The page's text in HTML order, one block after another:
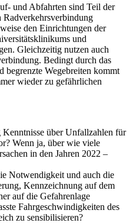
und Abfahrten sind Teil der
den Einrichtungen der
und
Gleichzeitig nutzen auch
Bedingt durch das
begrenzte Wegebreiten kommt
wieder zu gefährlichen
über Unfallzahlen für
Wenn ja, über wie viele
in den Jahren 2022 –
Notwendigkeit und auch die
Kennzeichnung auf dem
auf die Gefahrenlage
Fahrgeschwindigkeiten des
zu sensibilisieren?